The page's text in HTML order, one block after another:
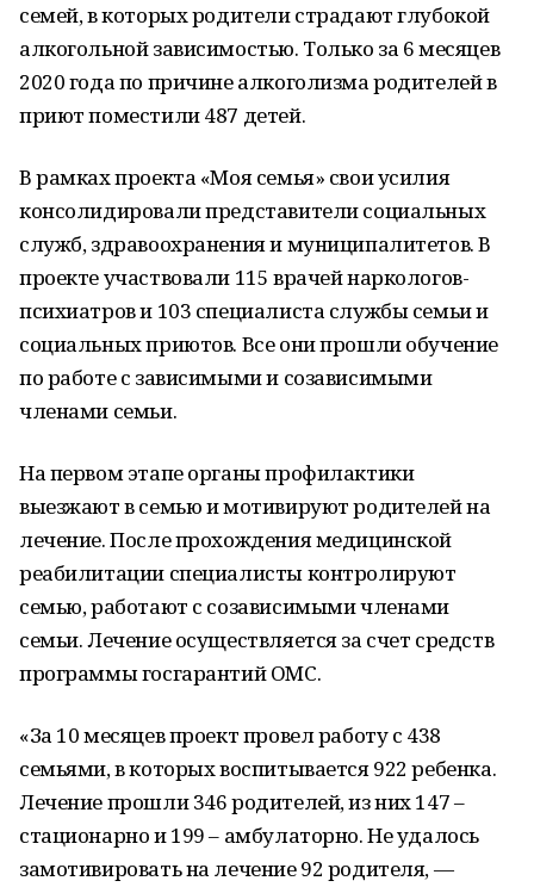
семей, в которых родители страдают глубокой
алкогольной зависимостью. Только за 6 месяцев
2020 года по причине алкоголизма родителей в
приют поместили 487 детей.
В рамках проекта «Моя семья» свои усилия
консолидировали представители социальных
служб, здравоохранения и муниципалитетов. В
проекте участвовали 115 врачей наркологов-
психиатров и 103 специалиста службы семьи и
социальных приютов. Все они прошли обучение
по работе с зависимыми и созависимыми
членами семьи.
На первом этапе органы профилактики
выезжают в семью и мотивируют родителей на
лечение. После прохождения медицинской
реабилитации специалисты контролируют
семью, работают с созависимыми членами
семьи. Лечение осуществляется за счет средств
программы госгарантий ОМС.
«За 10 месяцев проект провел работу с 438
семьями, в которых воспитывается 922 ребенка.
Лечение прошли 346 родителей, из них 147 –
стационарно и 199 – амбулаторно. Не удалось
замотивировать на лечение 92 родителя, —